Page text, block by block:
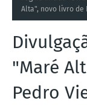
Alta", novo livro de
"Maré
Pedro